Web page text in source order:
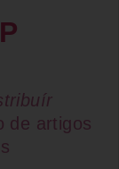
de artigos